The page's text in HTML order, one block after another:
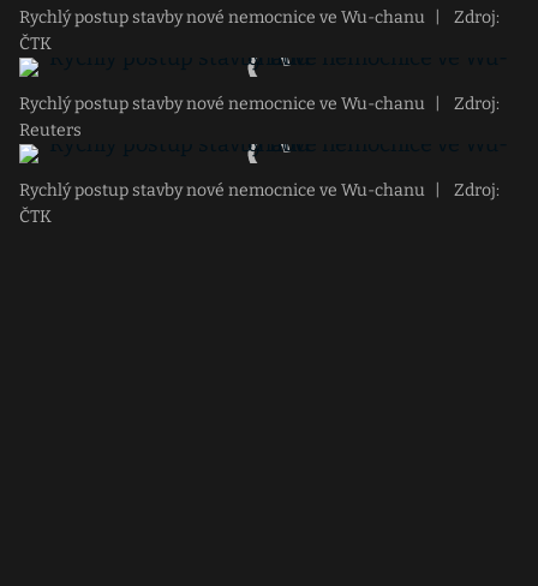
Rychlý postup stavby nové nemocnice ve Wu-chanu
Zdroj:
ČTK
Rychlý postup stavby nové nemocnice ve Wu-chanu
Zdroj:
Reuters
Rychlý postup stavby nové nemocnice ve Wu-chanu
Zdroj:
ČTK